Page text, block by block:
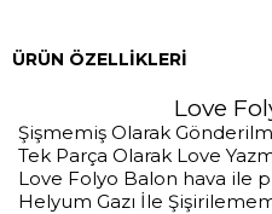
ÜRÜN ÖZELLIKLERI
Love
Şişmemiş Olarak
Tek Parça Olarak Love
Love Folyo Balon hava ile
Helyum Gazı İle